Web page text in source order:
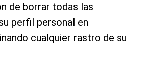
de borrar todas las
perfil personal en
cualquier rastro de su